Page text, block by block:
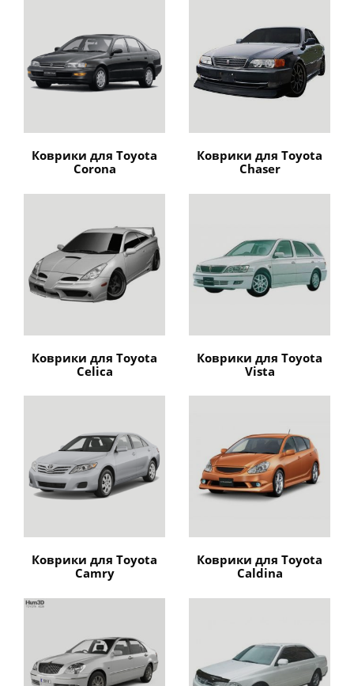
Коврики для Toyota
Corona
Коврики для Toyota
Chaser
Коврики для Toyota
Celica
Коврики для Toyota
Vista
Коврики для Toyota
Camry
Коврики для Toyota
Caldina